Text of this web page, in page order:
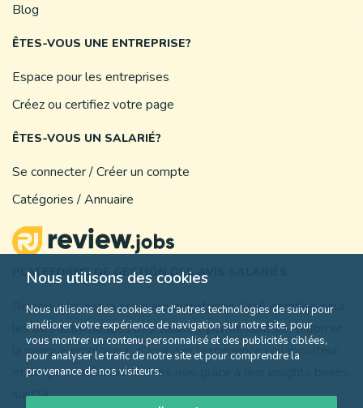
Nous utilisons des cookies
Nous utilisons des cookies et d'autres technologies de suivi pour
améliorer votre expérience de navigation sur notre site, pour
vous montrer un contenu personnalisé et des publicités ciblées,
pour analyser le trafic de notre site et pour comprendre la
provenance de nos visiteurs.
PLATEFORME DE GESTION DES AVIS SALARIÉS
Review.jobs est la première plateforme SaaS certifiée pour
les avis authentiques des salariés, permettant de renforcer
la marque employeur, d’analyser l’expérience collaborateur
et de gérer efficacement les avis grâce à des insights basés
sur l’IA.
Blog
ÊTES-VOUS UNE ENTREPRISE?
Espace pour les entreprises
Créez ou certifiez votre page
ÊTES-VOUS UN SALARIÉ?
Se connecter / Créer un compte
Catégories / Annuaire